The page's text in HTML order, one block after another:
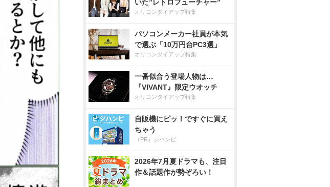
いた”レトロフューチャー”
オリコンタイアップ特集
パソコンメーカー社員が本気
で選ぶ「10万円台PC3選」
オリコンタイアップ特集
一番似合う登場人物は…
『VIVANT』限定ウオッチ
オリコンタイアップ特集
自販機にピッ！ですぐに買え
ちゃう
（PR）ジハンピ
2026年7月夏ドラマも、注目
作＆話題作が勢ぞろい！